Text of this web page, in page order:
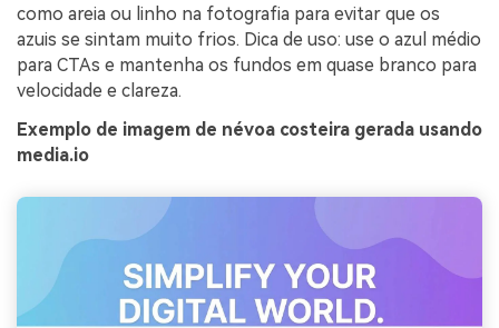
como areia ou linho na fotografia para evitar que os
azuis se sintam muito frios. Dica de uso: use o azul médio
para CTAs e mantenha os fundos em quase branco para
velocidade e clareza.
Exemplo de imagem de névoa costeira gerada usando
media.io